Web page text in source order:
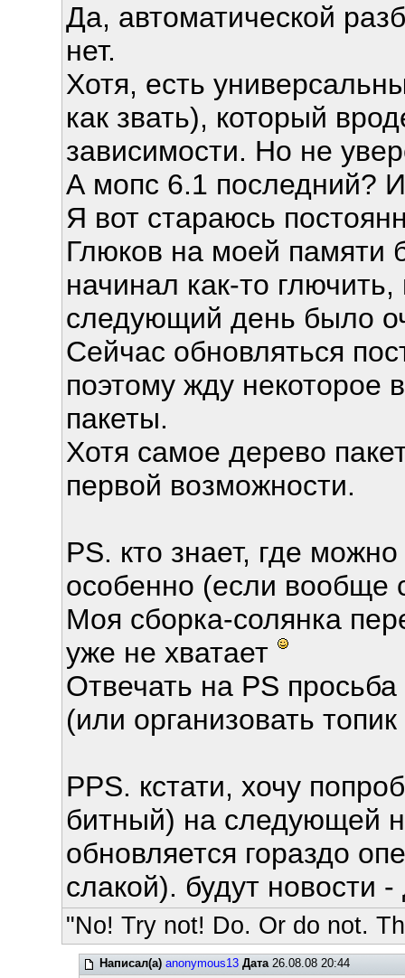
Да, автоматической
нет.
Хотя, есть
как звать), который
зависимости. Но не
А мопс 6.1 последний?
Я вот стараюсь
Глюков на моей памяти
начинал как-то
следующий день было
Сейчас обновляться
поэтому жду некоторое
пакеты.
Хотя самое дерево
первой возможности.
PS. кто знает, где
особенно (если вообще
Моя сборка-солянка
уже не хватает
Отвечать на PS
(или организовать
PPS. кстати, хочу
битный) на следующей
обновляется гораздо
слакой). будут новости
"No! Try not! Do. Or do not.
Написал(а) anonymous13 Дата26.08.08 20:44